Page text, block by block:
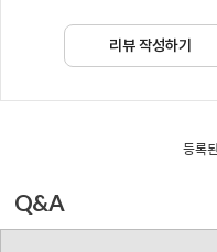
리뷰 작성하기
등록
Q&A